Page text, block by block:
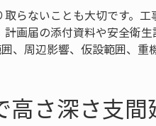
らないことも大切です。
画届の添付資料や安全衛
、周辺影響、仮設範囲、
さ深さ支間